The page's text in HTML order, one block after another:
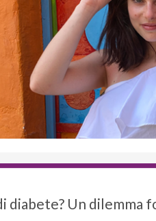
diabete? Un dilemma